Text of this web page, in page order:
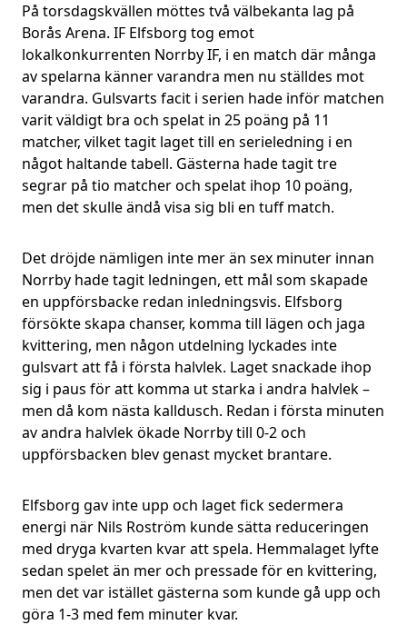
På torsdagskvällen möttes två välbekanta lag på
Borås Arena. IF Elfsborg tog emot
lokalkonkurrenten Norrby IF, i en match där många
av spelarna känner varandra men nu ställdes mot
varandra. Gulsvarts facit i serien hade inför matchen
varit väldigt bra och spelat in 25 poäng på 11
matcher, vilket tagit laget till en serieledning i en
något haltande tabell. Gästerna hade tagit tre
segrar på tio matcher och spelat ihop 10 poäng,
men det skulle ändå visa sig bli en tuff match.
Det dröjde nämligen inte mer än sex minuter innan
Norrby hade tagit ledningen, ett mål som skapade
en uppförsbacke redan inledningsvis. Elfsborg
försökte skapa chanser, komma till lägen och jaga
kvittering, men någon utdelning lyckades inte
gulsvart att få i första halvlek. Laget snackade ihop
sig i paus för att komma ut starka i andra halvlek –
men då kom nästa kalldusch. Redan i första minuten
av andra halvlek ökade Norrby till 0-2 och
uppförsbacken blev genast mycket brantare.
Elfsborg gav inte upp och laget fick sedermera
energi när Nils Roström kunde sätta reduceringen
med dryga kvarten kvar att spela. Hemmalaget lyfte
sedan spelet än mer och pressade för en kvittering,
men det var istället gästerna som kunde gå upp och
göra 1-3 med fem minuter kvar.